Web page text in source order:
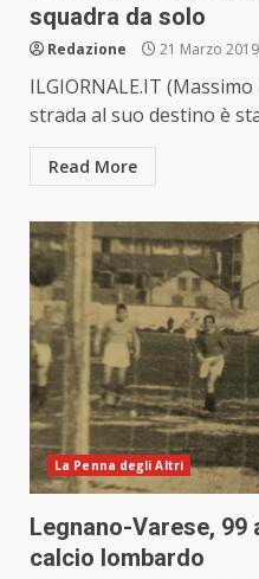
squadra da solo
Redazione 21 Marzo 2019
ILGIORNALE.IT
strada al suo destino è
Read More
La Penna degli Altri
Legnano-Varese, 99
calcio lombardo